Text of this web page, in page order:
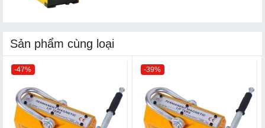
Sản phẩm cùng loại
-47% -39%